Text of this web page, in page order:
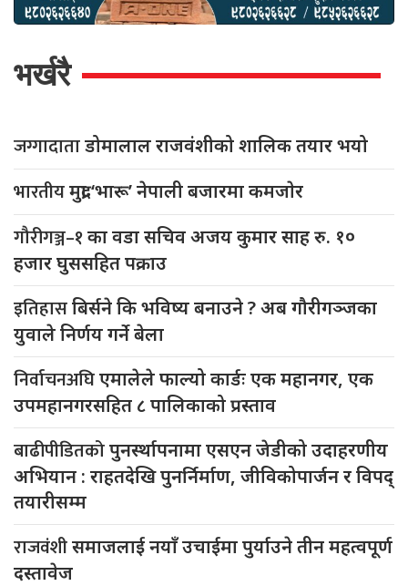
भर्खरै
जग्गादाताडोमालाल राजवंशीको शालिक तयार भयो
भारतीयमुद्रा ‘भारू’ नेपाली बजारमा कमजाेर
गौरीगञ्ज–१का वडा सचिव अजय कुमार साह रु. १०
हजार घुससहित पक्राउ
इतिहासबिर्सने कि भविष्य बनाउने ? अब गौरीगञ्जका
युवाले निर्णय गर्ने बेला
निर्वाचनअघिएमालेले फाल्यो कार्डः एक महानगर, एक
उपमहानगरसहित ८ पालिकाको प्रस्ताव
बाढीपीडितकोपुनर्स्थापनामा एसएन जेडीको उदाहरणीय
अभियान : राहतदेखि पुनर्निर्माण, जीविकोपार्जन र विपद्
तयारीसम्म
राजवंशीसमाजलाई नयाँ उचाईमा पुर्याउने तीन महत्वपूर्ण
दस्तावेज